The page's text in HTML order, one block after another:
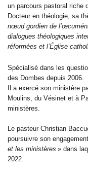
un parcours pastoral riche
Docteur en théologie, sa
nœud gordien de
dialogues théologiques
réformées et l’Église
Spécialisé dans les
des Dombes depuis 2006.
Il a exercé son ministère
Moulins, du Vésinet et à
ministères.
Le pasteur Christian
poursuivre son
et les ministères » dans
2022.